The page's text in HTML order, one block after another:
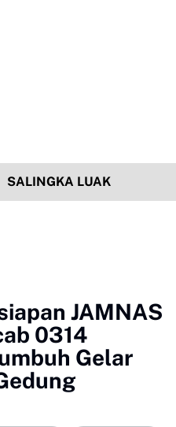
SALINGKA LUAK
JAMNAS
0314
Gelar